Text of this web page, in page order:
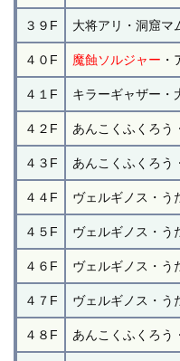
３９F 大将アリ・洞窟マ
４０F 魔蝕ソルジャー
４１F キラーギャザー・
４２F あんこくふくろう
４３F あんこくふくろう
４４F ヴェルギノス・う
４５F ヴェルギノス・う
４６F ヴェルギノス・う
４７F ヴェルギノス・う
４８F あんこくふくろう